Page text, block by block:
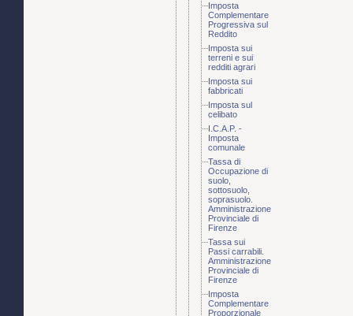
Imposta
Complementare
Progressiva sul
Reddito
Imposta sui
terreni e sui
redditi agrari
Imposta sui
fabbricati
Imposta sul
celibato
I.C.A.P. -
Imposta
comunale
Tassa di
Occupazione di
suolo,
sottosuolo,
soprasuolo.
Amministrazione
Provinciale di
Firenze
Tassa sui
Passi carrabili.
Amministrazione
Provinciale di
Firenze
Imposta
Complementare
Proporzionale